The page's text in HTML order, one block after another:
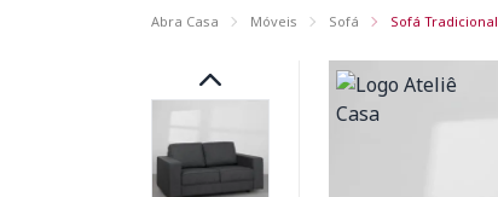
Abra Casa Móveis Sofá Sofá Tradicional